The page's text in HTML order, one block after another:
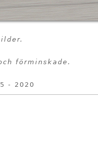
förminskade.
- 2020